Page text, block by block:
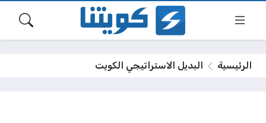
الرئيسية البديل الاستراتيجي الكويت